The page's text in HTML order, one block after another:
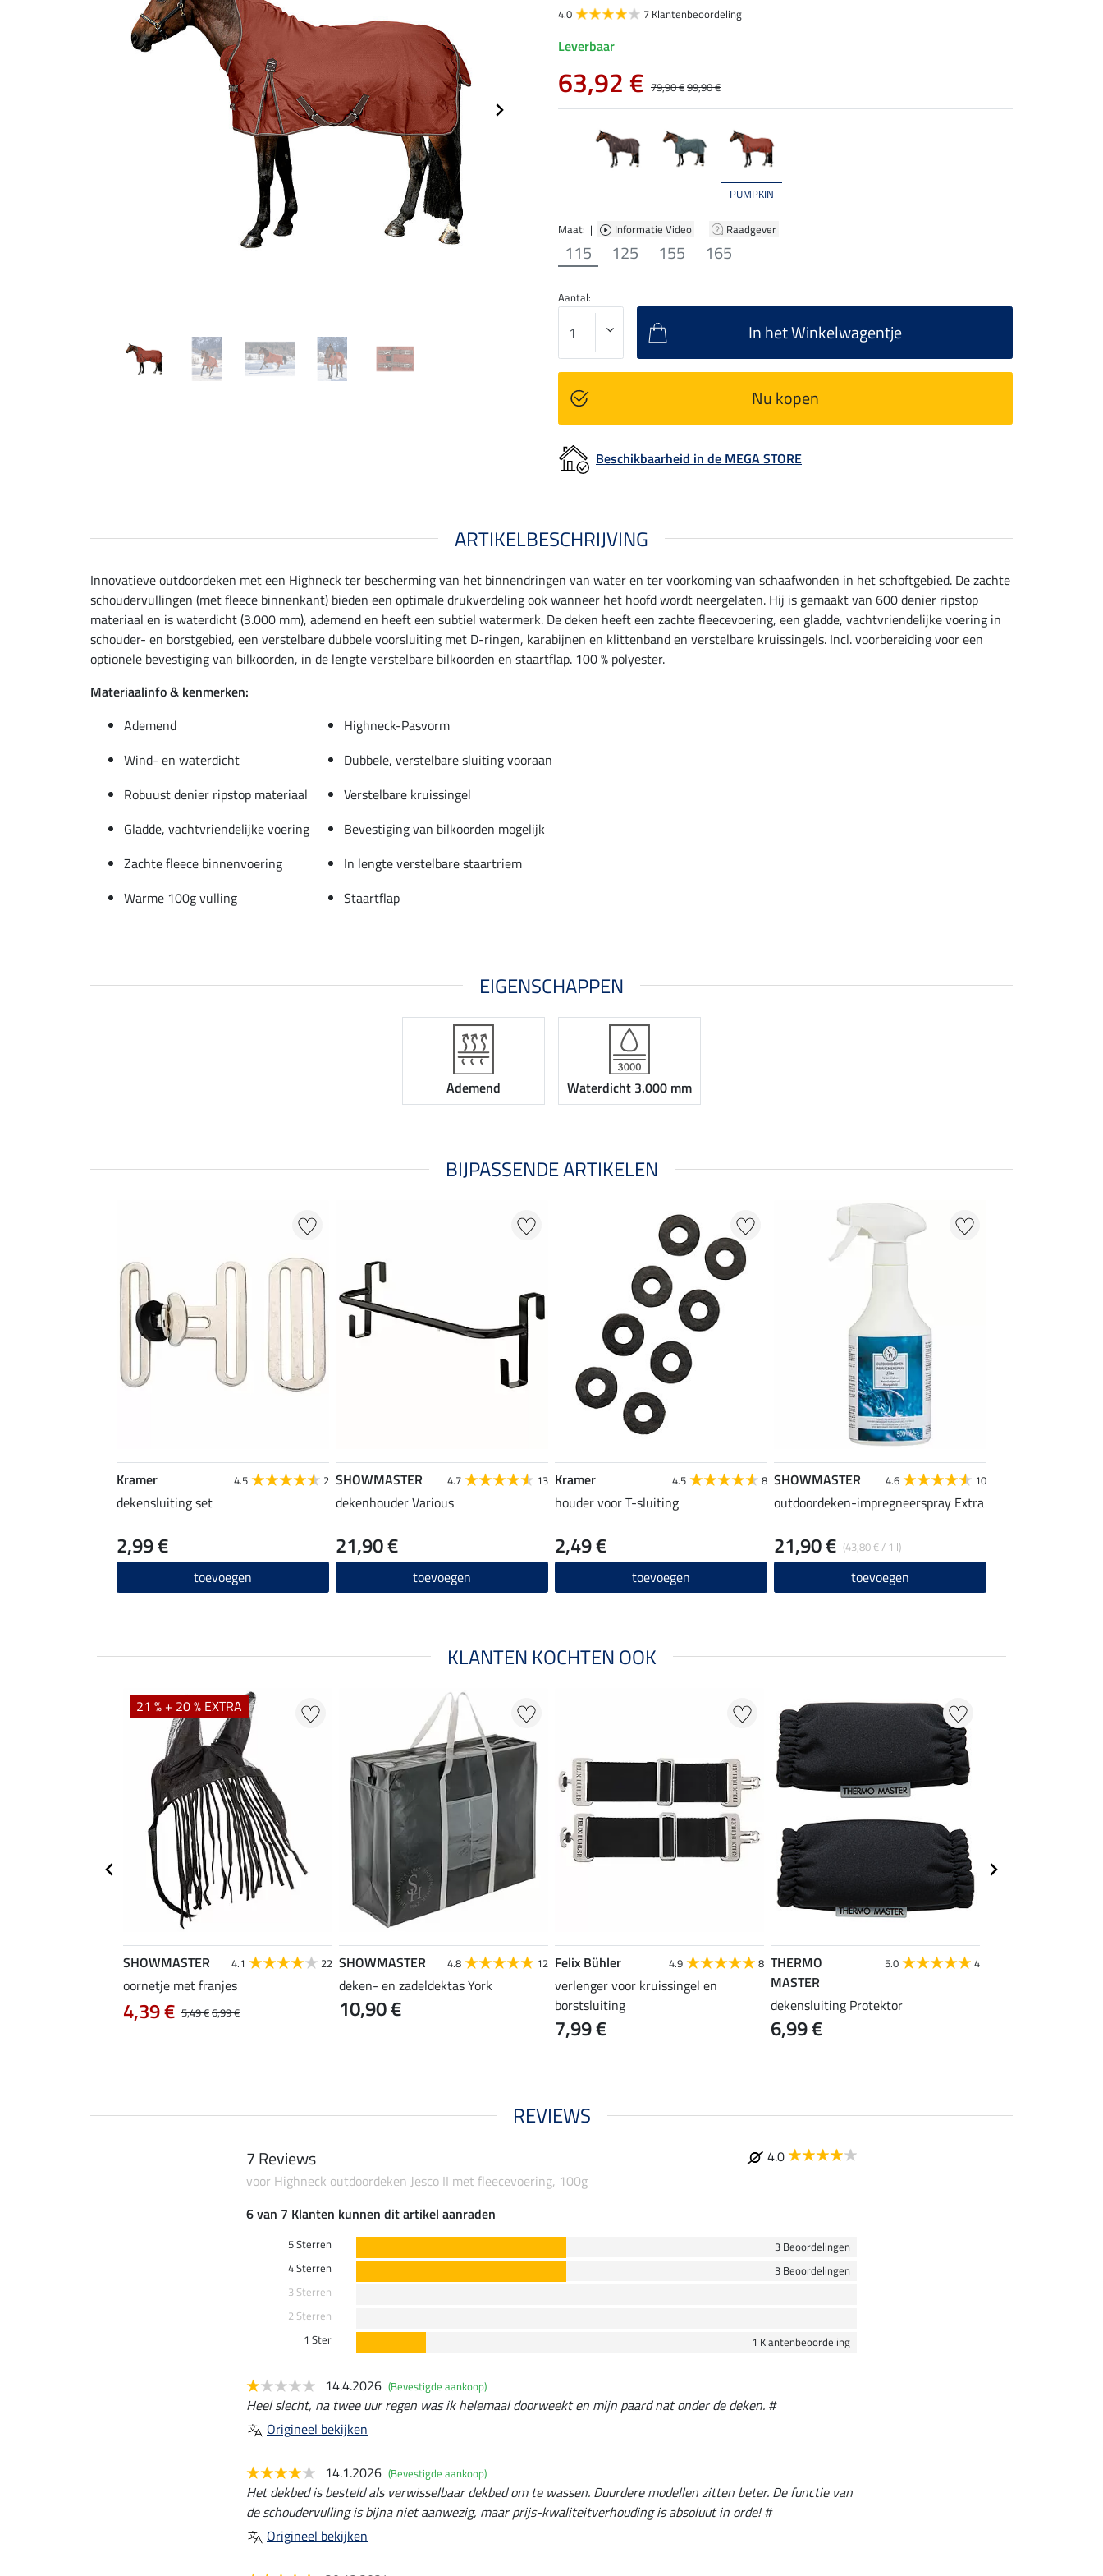
PUMPKIN
Maat: | Informatie Video | Raadgever
115 125 155 165
4.0
7 Klantenbeoordeling
Leverbaar
63,92 € 79,90 €99,90 €
Aantal:
In het Winkelwagentje
Nu kopen
Beschikbaarheid in de MEGA STORE
ARTIKELBESCHRIJVING
Innovatieve outdoordeken met een Highneck ter bescherming van het binnendringen van water en ter voorkoming van schaafwonden in het schoftgebied. De zachte
schoudervullingen (met fleece binnenkant) bieden een optimale drukverdeling ook wanneer het hoofd wordt neergelaten. Hij is gemaakt van 600 denier ripstop
materiaal en is waterdicht (3.000 mm), ademend en heeft een subtiel watermerk. De deken heeft een zachte fleecevoering, een gladde, vachtvriendelijke voering in
schouder- en borstgebied, een verstelbare dubbele voorsluiting met D-ringen, karabijnen en klittenband en verstelbare kruissingels. Incl. voorbereiding voor een
optionele bevestiging van bilkoorden, in de lengte verstelbare bilkoorden en staartflap. 100 % polyester.
Materiaalinfo & kenmerken:
Ademend
Highneck-Pasvorm
Wind- en waterdicht
Dubbele, verstelbare sluiting vooraan
Robuust denier ripstop materiaal
Verstelbare kruissingel
Gladde, vachtvriendelijke voering
Bevestiging van bilkoorden mogelijk
Zachte fleece binnenvoering
In lengte verstelbare staartriem
Warme 100g vulling
Staartflap
EIGENSCHAPPEN
Ademend Waterdicht 3.000 mm
BIJPASSENDE ARTIKELEN
Kramer 4.5 2
dekensluiting set
2,99 €
toevoegen
SHOWMASTER 4.7 13
dekenhouder Various
21,90 €
toevoegen
Kramer 4.5 8
houder voor T-sluiting
2,49 €
toevoegen
SHOWMASTER 4.6 10
outdoordeken-impregneerspray Extra
(43,80 € / 1 l)
21,90 €
toevoegen
KLANTEN KOCHTEN OOK
21 % + 20 % EXTRA
SHOWMASTER 4.1 22
oornetje met franjes
5,49 €6,99 €
4,39 €
SHOWMASTER 4.8 12
deken- en zadeldektas York
10,90 €
Felix Bühler 4.9 8
verlenger voor kruissingel en
borstsluiting
7,99 €
THERMO
MASTER
5.0 4
dekensluiting Protektor
6,99 €
REVIEWS
7 Reviews
4.0
voor Highneck outdoordeken Jesco II met fleecevoering, 100g
6 van 7 Klanten kunnen dit artikel aanraden
5 Sterren
3 Beoordelingen
4 Sterren
3 Beoordelingen
3 Sterren
2 Sterren
1 Ster
1 Klantenbeoordeling
14.4.2026 (Bevestigde aankoop)
Heel slecht, na twee uur regen was ik helemaal doorweekt en mijn paard nat onder de deken. #
Origineel bekijken
14.1.2026 (Bevestigde aankoop)
Het dekbed is besteld als verwisselbaar dekbed om te wassen. Duurdere modellen zitten beter. De functie van
de schoudervulling is bijna niet aanwezig, maar prijs-kwaliteitverhouding is absoluut in orde! #
Origineel bekijken